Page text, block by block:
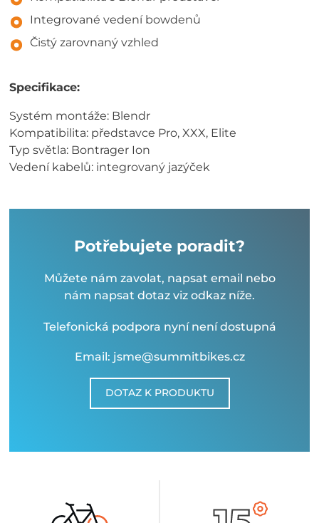
Integrované vedení bowdenů
Čistý zarovnaný vzhled
Specifikace:
Systém montáže: Blendr
Kompatibilita: představce Pro, XXX, Elite
Typ světla: Bontrager Ion
Vedení kabelů: integrovaný jazýček
Potřebujete poradit?
Můžete nám zavolat, napsat email nebo
nám napsat dotaz viz odkaz níže.
Telefonická podpora nyní není dostupná
Email: jsme@summitbikes.cz
DOTAZ K PRODUKTU